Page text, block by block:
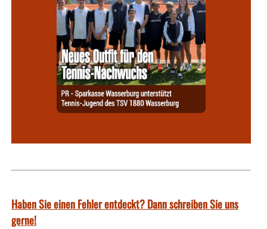
Haben Sie einen Fehler entdeckt? Dann schreiben Sie uns
gerne!